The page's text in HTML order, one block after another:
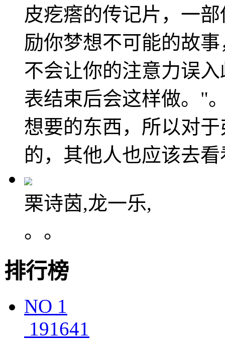
皮疙瘩的传记片，一
励你梦想不可能的故
不会让你的注意力误
表结束后会这样做。"
想要的东西，所以对
的，其他人也应该去
栗诗茵,龙一乐,
。。
排行榜
NO 1
191641